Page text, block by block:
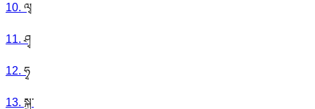
10. ལྭ
11. ཤྭ
12. ཧྭ
13. སྐྲ་